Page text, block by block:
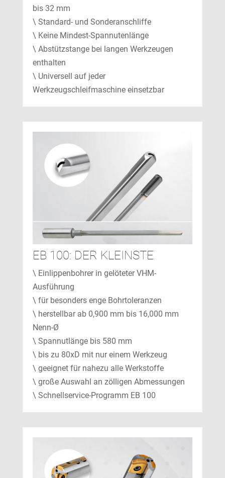
bis 32 mm
\ Standard- und Sonderanschliffe
\ Keine Mindest-Spannutenlänge
\ Abstützstange bei langen Werkzeugen
enthalten
\ Universell auf jeder
Werkzeugschleifmaschine einsetzbar
EB 100: DER KLEINSTE
\ Einlippenbohrer in gelöteter VHM-
Ausführung
\ für besonders enge Bohrtoleranzen
\ herstellbar ab 0,900 mm bis 16,000 mm
Nenn-Ø
\ Spannutlänge bis 580 mm
\ bis zu 80xD mit nur einem Werkzeug
\ geeignet für nahezu alle Werkstoffe
\ große Auswahl an zölligen Abmessungen
\ Schnellservice-Programm EB 100